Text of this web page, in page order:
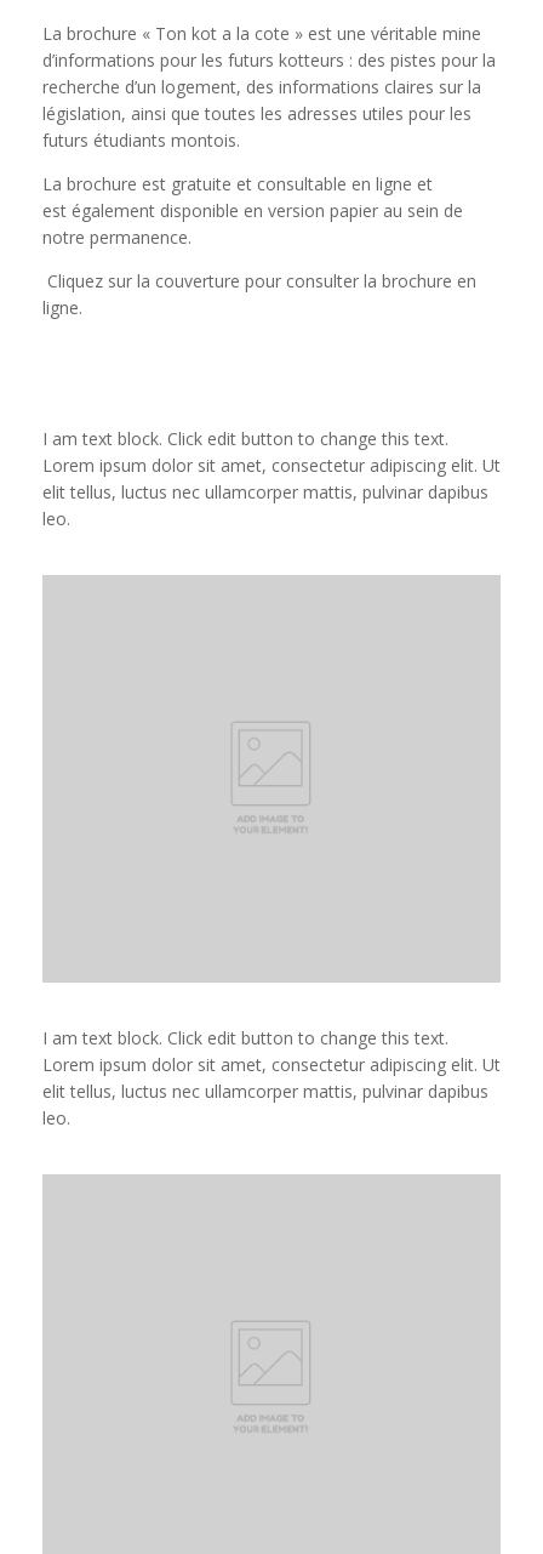
La brochure « Ton kot a la cote » est une véritable mine
d’informations pour les futurs kotteurs : des pistes pour la
recherche d’un logement, des informations claires sur la
législation, ainsi que toutes les adresses utiles pour les
futurs étudiants montois.
La brochure est gratuite et consultable en ligne et
est également disponible en version papier au sein de
notre permanence.
Cliquez sur la couverture pour consulter la brochure en
ligne.
I am text block. Click edit button to change this text.
Lorem ipsum dolor sit amet, consectetur adipiscing elit. Ut
elit tellus, luctus nec ullamcorper mattis, pulvinar dapibus
leo.
I am text block. Click edit button to change this text.
Lorem ipsum dolor sit amet, consectetur adipiscing elit. Ut
elit tellus, luctus nec ullamcorper mattis, pulvinar dapibus
leo.